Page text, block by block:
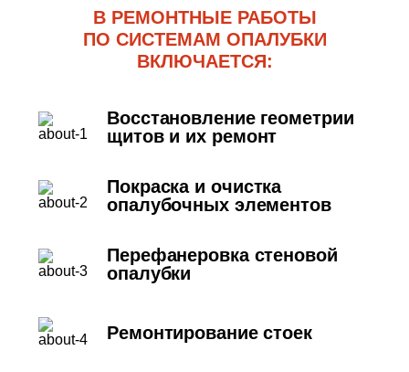
В РЕМОНТНЫЕ РАБОТЫ
ПО СИСТЕМАМ ОПАЛУБКИ
ВКЛЮЧАЕТСЯ:
Восстановление геометрии
щитов и их ремонт
Покраска и очистка
опалубочных элементов
Перефанеровка стеновой
опалубки
Ремонтирование стоек